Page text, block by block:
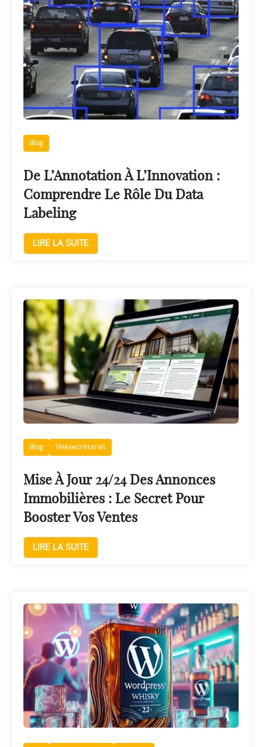
Blog
De L’Annotation À L’Innovation :
Comprendre Le Rôle Du Data
Labeling
LIRE LA SUITE
Blog Télésecrétariat
Mise À Jour 24/24 Des Annonces
Immobilières : Le Secret Pour
Booster Vos Ventes
LIRE LA SUITE